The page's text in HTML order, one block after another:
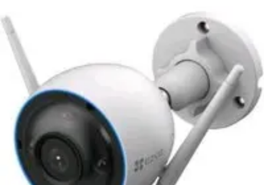
Educazione
Startup e InnovazioneEnergia e
Innovazione
Pionieri dell'Innovazione